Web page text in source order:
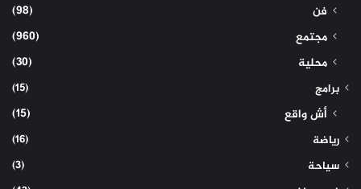
فن
(98)
مجتمع
(960)
محلية
(30)
برامج (15)
أش واقع (15)
رياضة
(16)
سياحة
(3)